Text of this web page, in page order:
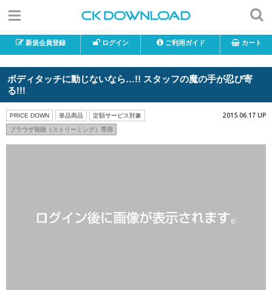
新規会員登録 ログイン ご利用ガイド カート
ボディタッチに動じないなら…!! スタッフの魔の手が忍び寄
る!!!
PRICE DOWN 単品商品 定額サービス対象
ブラウザ視聴（ストリーミング）専用
2015.06.17 UP